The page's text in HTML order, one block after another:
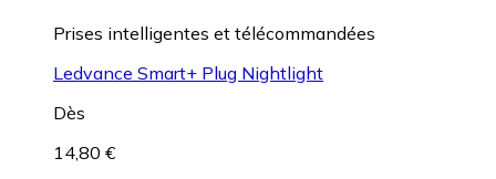
Prises intelligentes et télécommandées
Ledvance Smart+ Plug Nightlight
Dès
14,80 €